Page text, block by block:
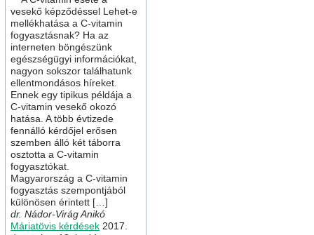
vesekő képződéssel Lehet-e
mellékhatása a C-vitamin
fogyasztásnak? Ha az
interneten böngészünk
egészségügyi információkat,
nagyon sokszor találhatunk
ellentmondásos híreket.
Ennek egy tipikus példája a
C-vitamin vesekő okozó
hatása. A több évtizede
fennálló kérdőjel erősen
szemben álló két táborra
osztotta a C-vitamin
fogyasztókat.
Magyarország a C-vitamin
fogyasztás szempontjából
különösen érintett […]
dr. Nádor-Virág Anikó
Máriatövis kérdések 2017.